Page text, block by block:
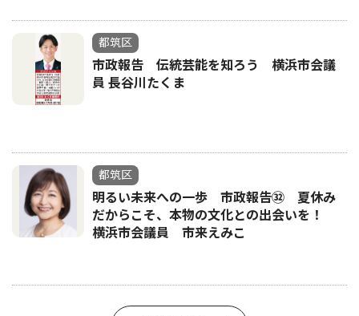
都筑区
市政報告 伝統芸能を知ろう 横浜市会議
員 長谷川たくま
都筑区
明るい未来への一歩 市政報告㉜ 夏休み
だからこそ、本物の文化との出会いを！
横浜市会議員 市来えみこ